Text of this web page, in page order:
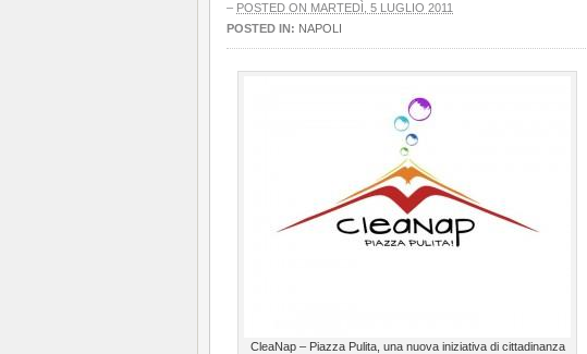
– POSTED ON MARTEDÌ, 5 LUGLIO 2011
POSTED IN: NAPOLI
CleaNap – Piazza Pulita, una nuova iniziativa di cittadinanza